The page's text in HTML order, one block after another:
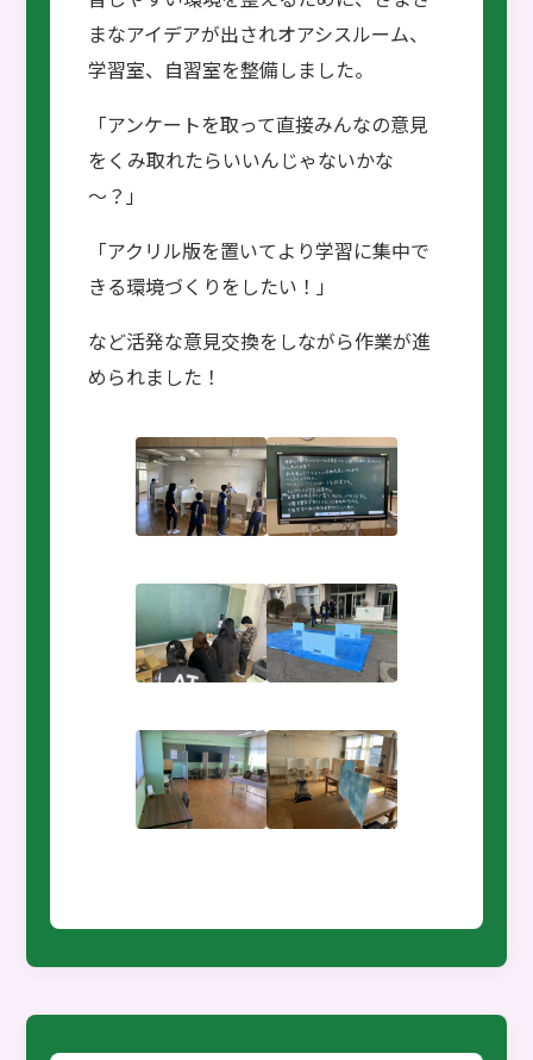
まなアイデアが出されオアシスルーム、
学習室、自習室を整備しました。
「アンケートを取って直接みんなの意見
をくみ取れたらいいんじゃないかな
～？」
「アクリル版を置いてより学習に集中で
きる環境づくりをしたい！」
など活発な意見交換をしながら作業が進
められました！